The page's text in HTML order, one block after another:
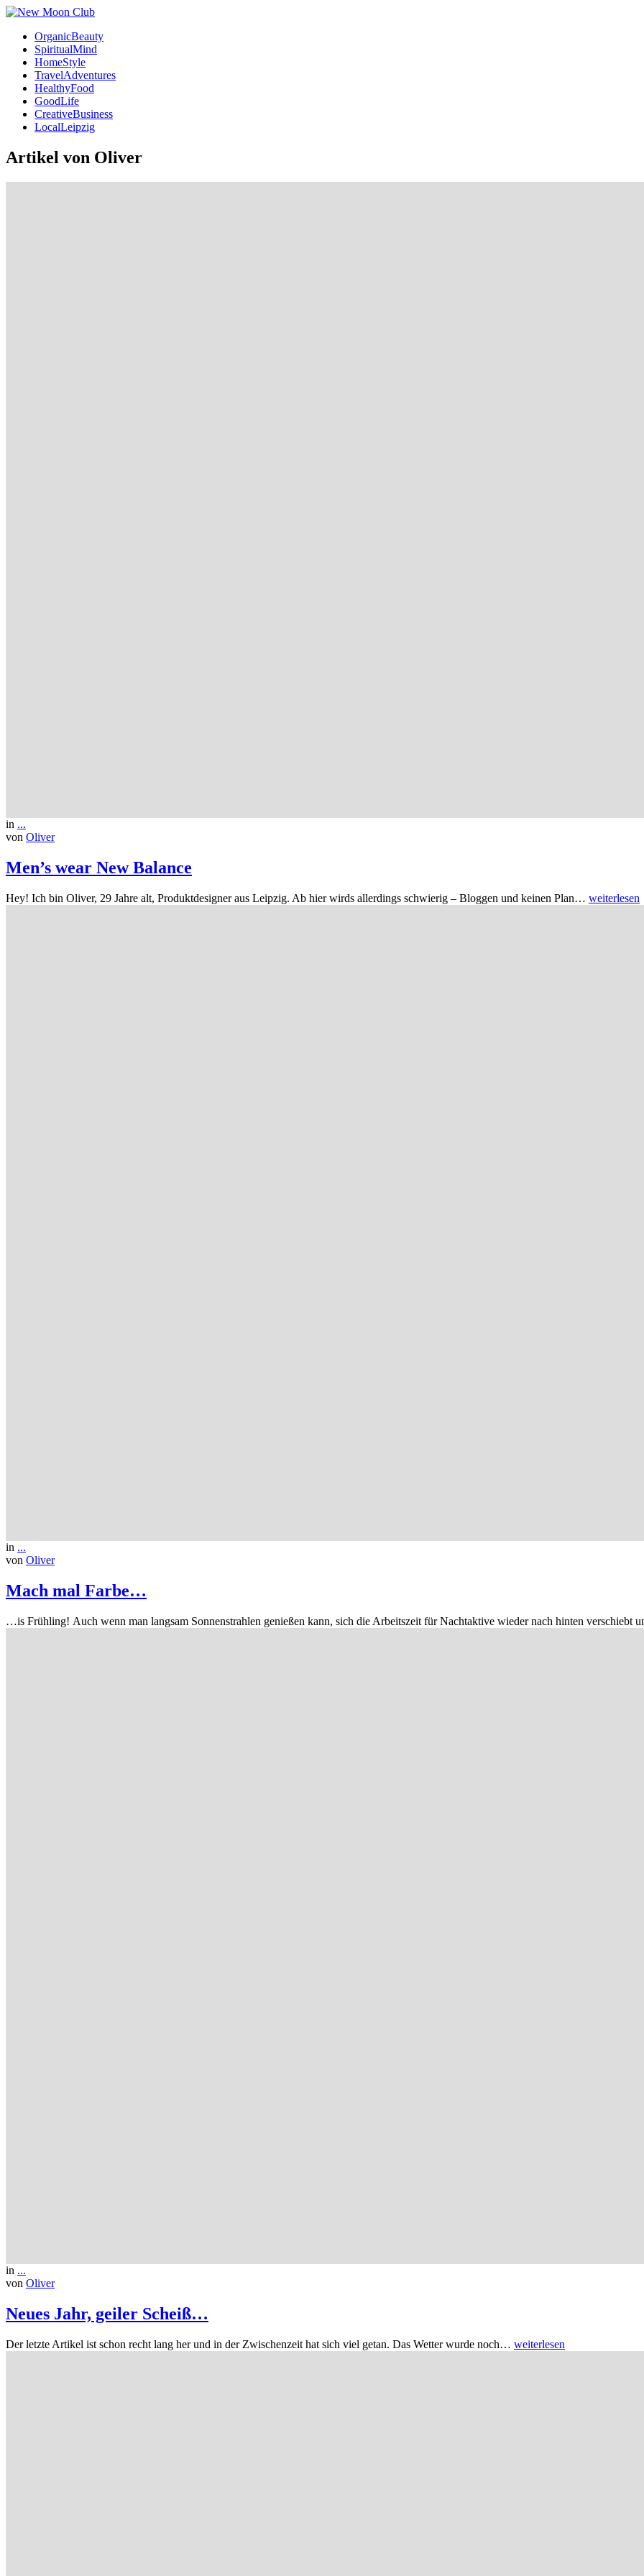
OrganicBeauty
SpiritualMind
HomeStyle
TravelAdventures
HealthyFood
GoodLife
CreativeBusiness
LocalLeipzig
Artikel von Oliver
in ...
von Oliver
Men’s wear New Balance
Hey! Ich bin Oliver, 29 Jahre alt, Produktdesigner aus Leipzig. Ab hier wirds allerdings schwierig – Bloggen und keinen Plan… weiterlesen
in ...
von Oliver
Mach mal Farbe…
…is Frühling! Auch wenn man langsam Sonnenstrahlen genießen kann, sich die Arbeitszeit für Nachtaktive wieder nach hinten verschiebt
in ...
von Oliver
Neues Jahr, geiler Scheiß…
Der letzte Artikel ist schon recht lang her und in der Zwischenzeit hat sich viel getan. Das Wetter wurde noch… weiterlesen